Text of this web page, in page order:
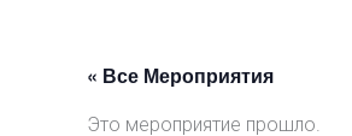
« Все Мероприятия
Это мероприятие прошло.